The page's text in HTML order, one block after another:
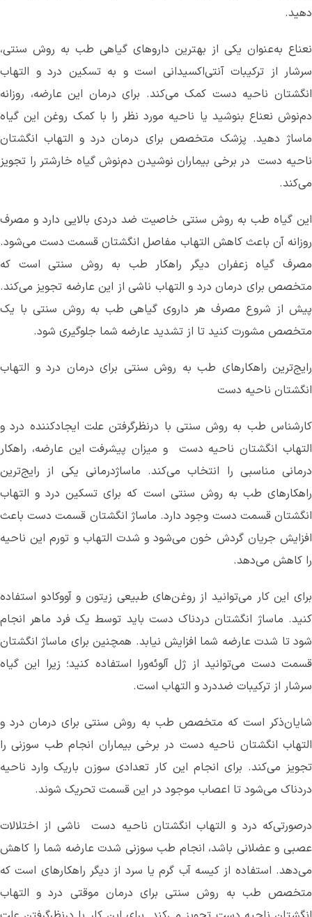
دهید.
نعناع به‌عنوان یکی از بهترین داروهای گیاهی طب به روش سنتی،
سرشار از ترکیبات آنتی‌اکسیدانی است و به تسکین درد و التهاب
انگشتان ناحیه دست کمک می‌کند. برای درمان این عارضه، روزانه
دم‌نوش نعناع بنوشید یا ناحیه مورد نظر را با کمک روغن این گیاه
ماساژ دهید. پزشک متخصص برای درمان درد و التهاب انگشتان
ناحیه دست ‌ در برخی بیماران نوشیدن دم‌نوش گیاه خارشتر را تجویز
می‌کند.
این گیاه طب به روش سنتی خاصیت ضد دردی بالایی دارد و مصرف
روزانه آن باعث کاهش التهاب مفاصل انگشتان قسمت دست می‌‌شود.
مصرف گیاه زعفران دیگر راهکار طب به روش سنتی است که
متخصص برای درمان درد و التهاب ناشی از این عارضه تجویز می‌کند.
پیش از شروع مصرف هر داروی گیاهی طب به روش سنتی با یک
متخصص مشورت کنید تا از تشدید عارضه شما جلوگیری شود.
رایج‌ترین راهکارهای طب به روش سنتی برای درمان درد و التهاب
انگشتان ناحیه دست
کارشناس طب به روش سنتی با درنظرگرفتن علت ایجادکننده درد و
التهاب انگشتان ناحیه دست ‌ و میزان پیشرفت این عارضه، راهکار
درمانی‌ مناسبی را انتخاب می‌کند. ماساژدرمانی یکی از رایج‌ترین
راهکارهای طب به روش سنتی است که برای تسکین درد و التهاب
انگشتان قسمت دست وجود دارد. ماساژ انگشتان قسمت دست باعث
افزایش جریان گردش خون می‌‌شود و شدت التهاب و تورم این ناحیه
را کاهش می‌دهد.
برای این کار می‌‌توانید از روغن‌های طبیعی زیتون و آووکادو استفاده
کنید‌. ماساژ انگشتان دردناک دست باید توسط یک فرد ماهر انجام
شود تا شدت عارضه شما افزایش نیابد. همچنین برای ماساژ انگشتان
قسمت دست می‌‌توانید از ژل آلوئه‌ورا استفاده کنید؛ زیرا این گیاه
سرشار از ترکیبات ضددرد و التهاب است.
شایان‌ذکر است که متخصص طب به روش سنتی برای درمان درد و
التهاب انگشتان ناحیه دست در برخی بیماران انجام طب سوزنی را
تجویز می‌کند. برای انجام این کار تعدادی سوزن باریک وارد ناحیه
دردناک می‌‌شود تا اعصاب موجود در این قسمت تحریک شوند.
درصورتی‌که درد و التهاب انگشتان ناحیه دست ‌ ناشی از اختلالات
عصبی و عضلانی باشد، انجام طب سوزنی شدت عارضه شما را کاهش
می‌دهد. استفاده‌ از کیسه آب گرم یا سرد از دیگر راهکارهای است که
متخصص طب به روش سنتی برای درمان موقتی درد و التهاب